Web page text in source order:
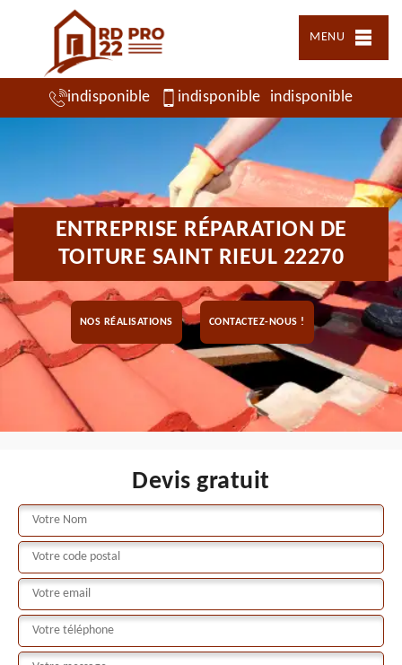
MENU
indisponible indisponible indisponible
ENTREPRISE RÉPARATION DE
TOITURE SAINT RIEUL 22270
NOS RÉALISATIONS CONTACTEZ-NOUS !
Devis gratuit